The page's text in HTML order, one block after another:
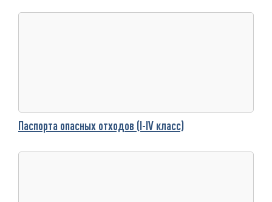
Паспорта опасных отходов (I-IV класс)